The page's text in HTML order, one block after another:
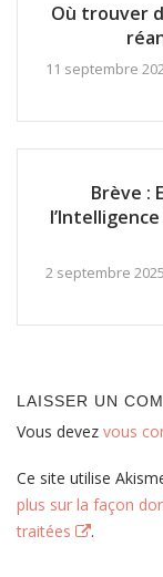
Où trouver
11 septembre
Brève :
2 septembre 2025
LAISSER UN
Vous devez vous
Ce site utilise
plus sur la façon
traitées
.